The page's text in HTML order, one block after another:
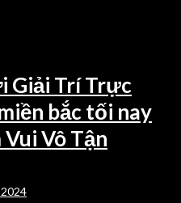
Giải Trí Trực
bắc tối nay
Vô Tận